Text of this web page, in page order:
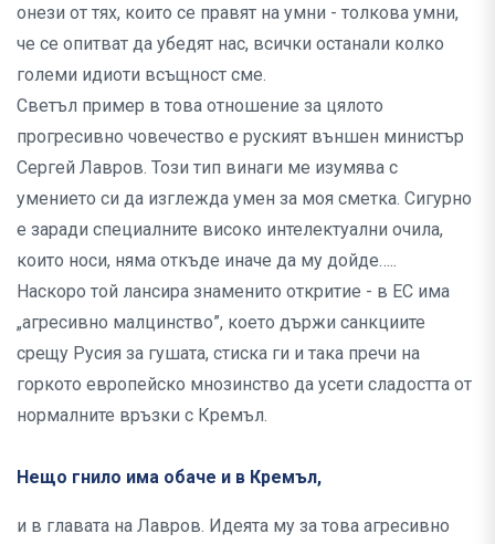
онези от тях, които се правят на умни - толкова умни,
че се опитват да убедят нас, всички останали колко
големи идиоти всъщност сме.
Светъл пример в това отношение за цялото
прогресивно човечество е руският външен министър
Сергей Лавров. Този тип винаги ме изумява с
умението си да изглежда умен за моя сметка. Сигурно
е заради специалните високо интелектуални очила,
които носи, няма откъде иначе да му дойде…..
Наскоро той лансира знаменито откритие - в ЕС има
„агресивно малцинство”, което държи санкциите
срещу Русия за гушата, стиска ги и така пречи на
горкото европейско мнозинство да усети сладостта от
нормалните връзки с Кремъл.
Нещо гнило има обаче и в Кремъл,
и в главата на Лавров. Идеята му за това агресивно